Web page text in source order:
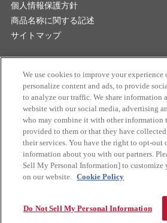
個人情報保護方針
商品名称に関する記述
サイトマップ
お問い合わ
Copyright2026 Maxell Frontier Co., Ltd.
We use cookies to improve your experience
personalize content and ads, to provide
to analyze our traffic. We share information
website with our social media, advertising
who may combine it with other information
provided to them or that they have
their services. You have the right to opt-out
information about you with our partners.
Sell My Personal Information] to customize
on our website. Cookie Policy
Do Not Sell My Personal Information